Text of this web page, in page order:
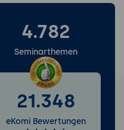
4.782
Seminarthemen
21.348
eKomi Bewertungen